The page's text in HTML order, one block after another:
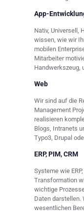
App-
Nativ, Universell,
wissen, wie wir
mobilen
Mitarbeiter
Handwerkszeug,
Web
Wir sind auf die
Management
realisieren
Blogs, Intranets
Typo3, Drupal
ERP, PIM, CRM
Systeme wie
Transformation
wichtige
Daten darstellen.
wesentlichen